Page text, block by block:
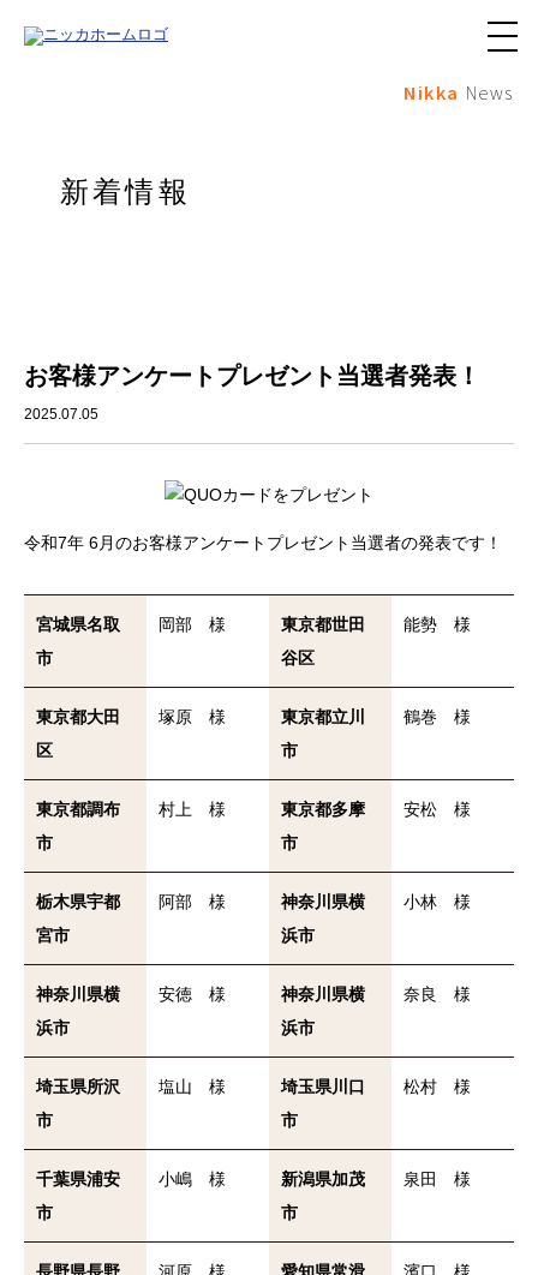
メ
ュ
Nikka News
新着情報
お客様アンケートプレゼント当選者発表！
2025.07.05
令和7年 6月のお客様アンケートプレゼント当選者の発表です！
宮城県名取
市
岡部 様
東京都世田
谷区
能勢 様
東京都大田
区
塚原 様
東京都立川
市
鶴巻 様
東京都調布
市
村上 様
東京都多摩
市
安松 様
栃木県宇都
宮市
阿部 様
神奈川県横
浜市
小林 様
神奈川県横
浜市
安徳 様
神奈川県横
浜市
奈良 様
埼玉県所沢
市
塩山 様
埼玉県川口
市
松村 様
千葉県浦安
市
小嶋 様
新潟県加茂
市
泉田 様